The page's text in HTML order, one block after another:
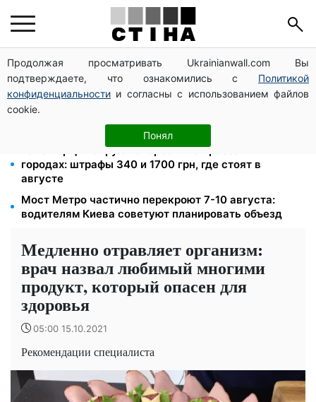
Продолжая просматривать Ukrainianwall.com Вы
подтверждаете, что ознакомились с Политикой
конфиденциальности и согласны с использованием файлов
cookie.
Понял
Освобожденные из плена бесплатно восстановят
водительское удостоверение: условия от МВД
26 000 подписей — Зеленский поручил СНБО
лишать водителей прав за систематические
18 камер фиксируют скорость на трассах и в
городах: штрафы 340 и 1700 грн, где стоят в
августе
Мост Метро частично перекроют 7-10 августа:
водителям Киева советуют планировать объезд
Медленно отравляет организм:
врач назвал любимый многими
продукт, который опасен для
здоровья
05:00 15.10.2021
Рекомендации специалиста